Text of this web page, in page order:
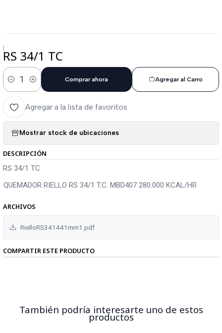
|RS 34/1 TC
Cantidad
Agregar al Carro
Comprar ahora
Agregar a la lista de favoritos
Mostrar stock de ubicaciones
DESCRIPCIÓN
RS 34/1 TC
QUEMADOR RIELLO RS 34/1 T.C. MBD407 280.000 KCAL/HR
ARCHIVOS
RielloRS341441mm1.pdf
COMPARTIR ESTE PRODUCTO
También podría interesarte uno de estos
productos